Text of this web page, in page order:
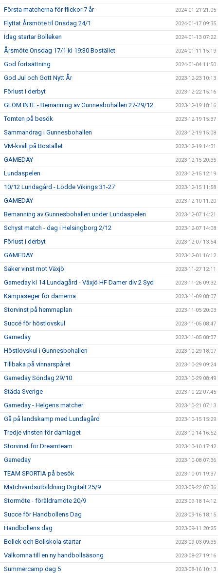
Första matcherna för flickor 7 år 2024-01-21 21:05
Flyttat Årsmöte til Onsdag 24/1 2024-01-17 09:35
Idag startar Bolleken 2024-01-13 07:22
Årsmöte Onsdag 17/1 kl 19:30 Bostället 2024-01-11 15:19
God fortsättning 2024-01-04 11:50
God Jul och Gott Nytt År 2023-12-23 10:13
Förlust i derbyt 2023-12-22 15:16
GLÖM INTE - Bemanning av Gunnesbohallen 27-29/12 2023-12-19 18:16
Tomten på besök 2023-12-19 15:37
Sammandrag i Gunnesbohallen 2023-12-19 15:08
VM-kväll på Bostället 2023-12-19 14:31
GAMEDAY 2023-12-15 20:35
Lundaspelen 2023-12-15 12:19
10/12 Lundagård - Lödde Vikings 31-27 2023-12-15 11:58
GAMEDAY 2023-12-10 11:20
Bemanning av Gunnesbohallen under Lundaspelen 2023-12-07 14:21
Schyst match - dag i Helsingborg 2/12 2023-12-07 14:08
Förlust i derbyt 2023-12-07 13:54
GAMEDAY 2023-12-01 16:12
Säker vinst mot Växjö 2023-11-27 12:11
Gameday kl 14 Lundagård - Växjö HF Damer div 2 Syd 2023-11-26 09:32
Kämpaseger för damerna 2023-11-09 08:07
Storvinst på hemmaplan 2023-11-05 20:03
Succé för höstlovskul 2023-11-05 08:47
Gameday 2023-11-05 08:37
Höstlovskul i Gunnesbohallen 2023-10-29 18:07
Tillbaka på vinnarspåret 2023-10-29 09:24
Gameday Söndag 29/10 2023-10-29 08:49
Städa Sverige 2023-10-22 07:45
Gameday - Helgens matcher 2023-10-21 07:13
Gå på landskamp med Lundagård 2023-10-15 15:29
Tredje vinsten för damlaget 2023-10-14 16:52
Storvinst för Dreamteam 2023-10-10 17:42
Gameday 2023-10-08 07:36
TEAM SPORTIA på besök 2023-10-01 19:37
Matchvärdsutbildning Digitalt 25/9 2023-09-22 07:36
Stormöte - föräldramöte 20/9 2023-09-18 14:12
Succe för Handbollens Dag 2023-09-16 18:15
Handbollens dag 2023-09-11 20:25
Bollek och Bollskola startar 2023-09-03 09:35
Välkomna till en ny handbollsäsong 2023-08-27 19:16
Summercamp dag 5 2023-08-16 10:13